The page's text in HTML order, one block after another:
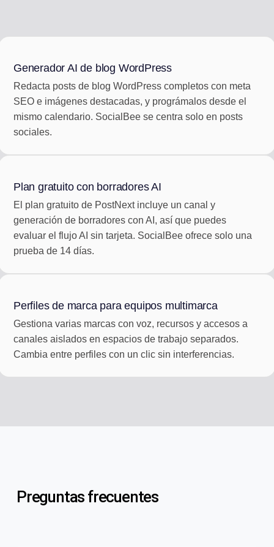
Generador AI de blog WordPress
Redacta posts de blog WordPress completos con meta
SEO e imágenes destacadas, y prográmalos desde el
mismo calendario. SocialBee se centra solo en posts
sociales.
Plan gratuito con borradores AI
El plan gratuito de PostNext incluye un canal y
generación de borradores con AI, así que puedes
evaluar el flujo AI sin tarjeta. SocialBee ofrece solo una
prueba de 14 días.
Perfiles de marca para equipos multimarca
Gestiona varias marcas con voz, recursos y accesos a
canales aislados en espacios de trabajo separados.
Cambia entre perfiles con un clic sin interferencias.
Preguntas frecuentes